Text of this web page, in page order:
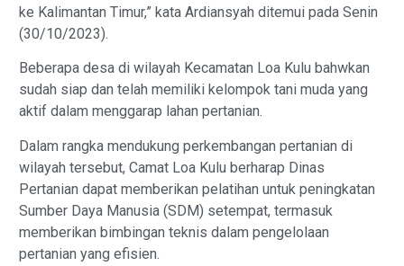
ke Kalimantan Timur,” kata Ardiansyah ditemui pada Senin
(30/10/2023).
Beberapa desa di wilayah Kecamatan Loa Kulu bahwkan
sudah siap dan telah memiliki kelompok tani muda yang
aktif dalam menggarap lahan pertanian.
Dalam rangka mendukung perkembangan pertanian di
wilayah tersebut, Camat Loa Kulu berharap Dinas
Pertanian dapat memberikan pelatihan untuk peningkatan
Sumber Daya Manusia (SDM) setempat, termasuk
memberikan bimbingan teknis dalam pengelolaan
pertanian yang efisien.